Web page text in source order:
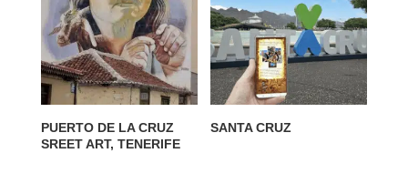
PUERTO DE LA CRUZ
SREET ART, TENERIFE
SANTA CRUZ